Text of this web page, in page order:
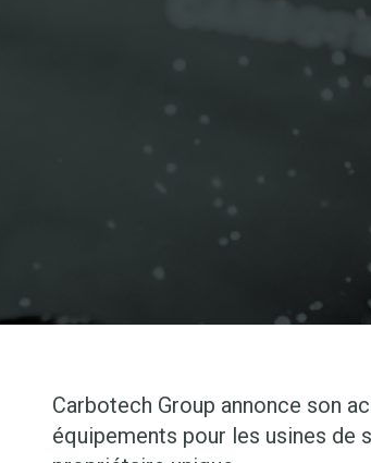
Carbotech Group annonce son
équipements pour les usines de